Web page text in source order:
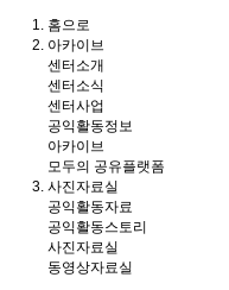
홈으로
아카이브
센터소개
센터소식
센터사업
공익활동정보
아카이브
모두의 공유플랫폼
사진자료실
공익활동자료
공익활동스토리
사진자료실
동영상자료실